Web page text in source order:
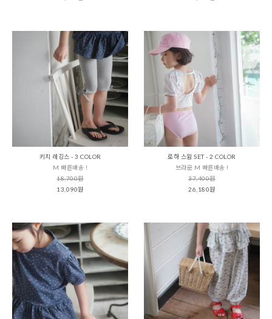
키치 레깅스 - 3 COLOR
M 빠른배송 !
18,700원
13,090원
로하 스윔 SET - 2 COLOR
브라운 M 빠른배송 !
37,400원
26,180원